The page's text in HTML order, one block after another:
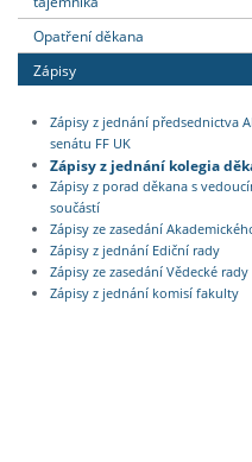
Opatření děkana
Zápisy
Zápisy z jednání předsednictva
senátu FF UK
Zápisy z jednání kolegia
Zápisy z porad děkana s
součástí
Zápisy ze zasedání
Zápisy z jednání Ediční rady
Zápisy ze zasedání Vědecké rady
Zápisy z jednání komisí fakulty